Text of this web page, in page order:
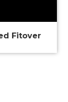
Fitover